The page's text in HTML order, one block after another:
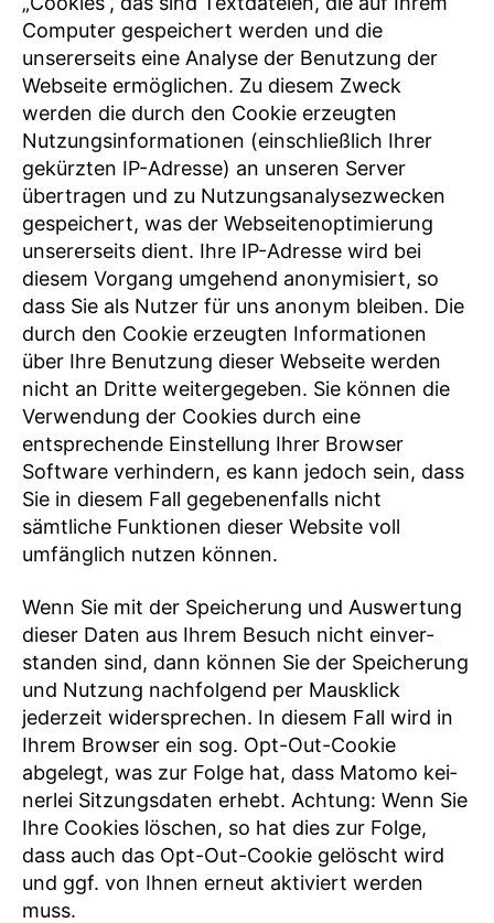
Computer gespeichert werden und die
unsererseits eine Analyse der Benutzung der
Webseite ermöglichen. Zu diesem Zweck
werden die durch den Cookie erzeugten
Nutzungsinformationen (einschließlich Ihrer
gekürzten IP-Adresse) an unseren Server
übertragen und zu Nutzungsanalysezwecken
gespeichert, was der Webseitenoptimierung
unsererseits dient. Ihre IP-Adresse wird bei
diesem Vorgang umge­hend anony­mi­siert, so
dass Sie als Nutzer für uns anonym bleiben. Die
durch den Cookie erzeugten Informationen
über Ihre Benutzung dieser Webseite werden
nicht an Dritte weitergegeben. Sie können die
Verwendung der Cookies durch eine
entsprechende Einstellung Ihrer Browser
Software verhindern, es kann jedoch sein, dass
Sie in diesem Fall gegebenenfalls nicht
sämtliche Funktionen dieser Website voll
umfänglich nutzen können.
Wenn Sie mit der Spei­che­rung und Aus­wer­tung
die­ser Daten aus Ihrem Besuch nicht ein­ver­
stan­den sind, dann kön­nen Sie der Spei­che­rung
und Nut­zung nachfolgend per Maus­klick
jederzeit wider­spre­chen. In diesem Fall wird in
Ihrem Browser ein sog. Opt-Out-Cookie
abgelegt, was zur Folge hat, dass Matomo kei­
ner­lei Sit­zungs­da­ten erhebt. Achtung: Wenn Sie
Ihre Cookies löschen, so hat dies zur Folge,
dass auch das Opt-Out-Cookie gelöscht wird
und ggf. von Ihnen erneut aktiviert werden
muss.